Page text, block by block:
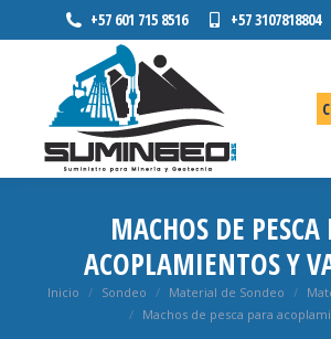
+57 601 715 8516 +57 3107818804
MACHOS DE PESCA
ACOPLAMIENTOS Y
Estás aquí:
Inicio Sondeo Material de Sondeo
Machos de pesca para